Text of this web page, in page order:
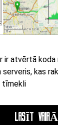
ir atvērtā koda
serveris, kas
tīmekli
LASĪT